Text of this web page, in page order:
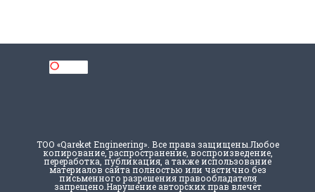
ТОО «Qareket Engineering». Все права защищены.Любое
копирование, распространение, воспроизведение,
переработка, публикация, а также использование
материалов сайта полностью или частично без
письменного разрешения правообладателя
запрещено.Нарушение авторских прав влечёт